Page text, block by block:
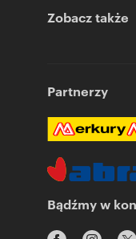
Zobacz także
Partnerzy
Bądźmy w